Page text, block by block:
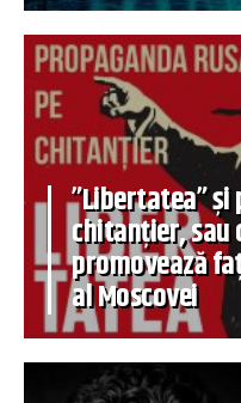
”Libertatea”
chitanțier, sau
promovează
al Moscovei